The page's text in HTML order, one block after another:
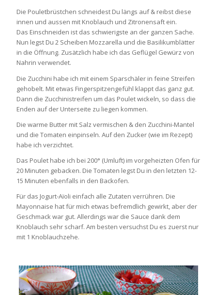
Die Pouletbrüstchen schneidest Du längs auf & reibst diese
innen und aussen mit Knoblauch und Zitronensaft ein.
Das Einschneiden ist das schwierigste an der ganzen Sache.
Nun legst Du 2 Scheiben Mozzarella und die Basilikumblätter
in die Öffnung. Zusätzlich habe ich das Geflügel Gewürz von
Nahrin verwendet.
Die Zucchini habe ich mit einem Sparschäler in feine Streifen
gehobelt. Mit etwas Fingerspitzengefühl klappt das ganz gut.
Dann die Zucchinistreifen um das Poulet wickeln, so dass die
Enden auf der Unterseite zu liegen kommen.
Die warme Butter mit Salz vermischen & den Zucchini-Mantel
und die Tomaten einpinseln. Auf den Zucker (wie im Rezept)
habe ich verzichtet.
Das Poulet habe ich bei 200° (Umluft) im vorgeheizten Ofen für
20 Minuten gebacken. Die Tomaten legst Du in den letzten 12-
15 Minuten ebenfalls in den Backofen.
Für das Jogurt-Aïoli einfach alle Zutaten verrühren. Die
Mayonnaise hat für mich etwas befremdlich gewirkt, aber der
Geschmack war gut. Allerdings war die Sauce dank dem
Knoblauch sehr scharf. Am besten versuchst Du es zuerst nur
mit 1 Knoblauchzehe.